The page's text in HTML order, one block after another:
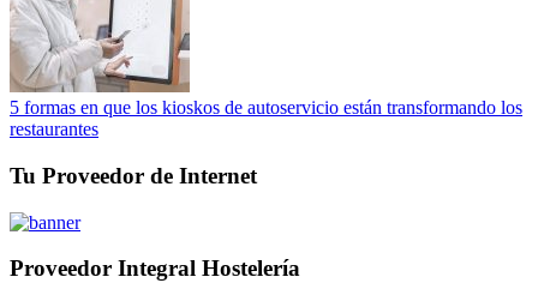
5 formas en que los kioskos de autoservicio están transformando los
restaurantes
Tu Proveedor de Internet
Proveedor Integral Hostelería